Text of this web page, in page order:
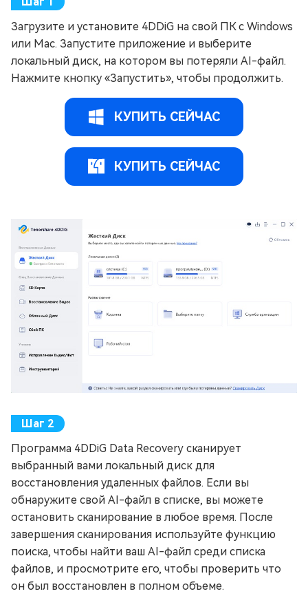
Загрузите и установите 4DDiG на свой ПК с Windows
или Mac. Запустите приложение и выберите
локальный диск, на котором вы потеряли AI-файл.
Нажмите кнопку «Запустить», чтобы продолжить.
КУПИТЬ СЕЙЧАС
КУПИТЬ СЕЙЧАС
Программа 4DDiG Data Recovery сканирует
выбранный вами локальный диск для
восстановления удаленных файлов. Если вы
обнаружите свой AI-файл в списке, вы можете
остановить сканирование в любое время. После
завершения сканирования используйте функцию
поиска, чтобы найти ваш AI-файл среди списка
файлов, и просмотрите его, чтобы проверить что
он был восстановлен в полном объеме.